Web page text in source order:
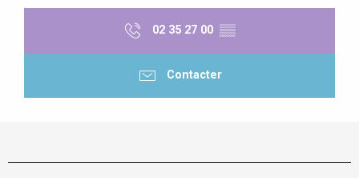
02 35 27 00 ▒▒
Contacter